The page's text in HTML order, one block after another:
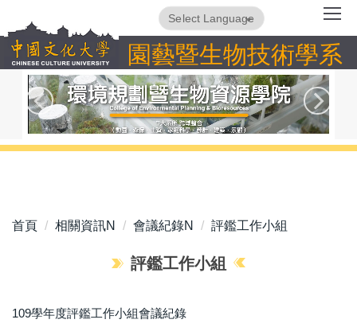
到
主
要
園藝暨生物技術學系
Translate
首頁 相關資訊N 會議紀錄N 評鑑工作小組
評鑑工作小組
109學年度評鑑工作小組會議紀錄